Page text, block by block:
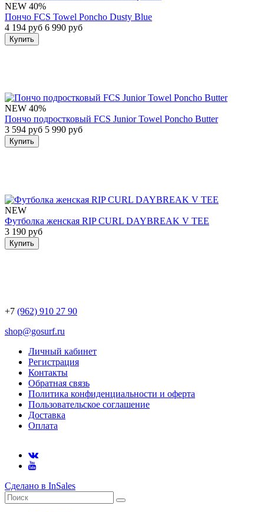
NEW 40%
Пончо FCS Towel Poncho Dusty Blue
4 194 руб 6 990 руб
Купить
NEW 40%
Пончо подростковый FCS Junior Towel Poncho Butter
3 594 руб 5 990 руб
Купить
NEW
Футболка женская RIP CURL DAYBREAK V TEE
3 190 руб
Купить
+7 (962) 910 27 90
shop@gosurf.ru
Личный кабинет
Регистрация
Контакты
Обратная связь
Политика конфиденциальности и оферта
Пользовательское соглашение
Доставка
Оплата
Сделано в InSales